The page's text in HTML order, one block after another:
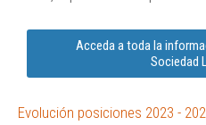
Acceda a toda la
Sociedad
Evolución posiciones 2023 -